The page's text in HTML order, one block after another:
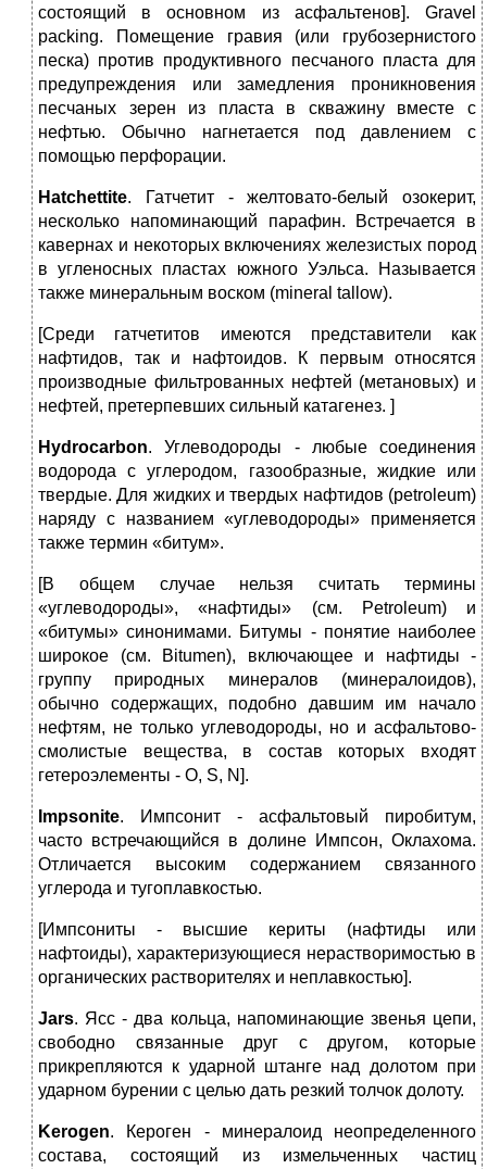
состоящий в основном из асфальтенов]. Gravel
packing. Помещение гравия (или грубозернистого
песка) против продуктивного песчаного пласта для
предупреждения или замедления проникновения
песчаных зерен из пласта в скважину вместе с
нефтью. Обычно нагнетается под давлением с
помощью перфорации.
Hatchettite. Гатчетит ‑ желтовато-белый озокерит,
несколько напоминающий парафин. Встречается в
кавернах и некоторых включениях железистых пород
в угленосных пластах южного Уэльса. Называется
также минеральным воском (mineral tallow).
[Среди гатчетитов имеются представители как
нафтидов, так и нафтоидов. К первым относятся
производные фильтрованных нефтей (метановых) и
нефтей, претерпевших сильный катагенез. ]
Hydrocarbon. Углеводороды ‑ любые соединения
водорода с углеродом, газообразные, жидкие или
твердые. Для жидких и твердых нафтидов (petroleum)
наряду с названием «углеводороды» применяется
также термин «битум».
[В общем случае нельзя считать термины
«углеводороды», «нафтиды» (см. Petroleum) и
«битумы» синонимами. Битумы - понятие наиболее
широкое (см. Bitumen), включающее и нафтиды -
группу природных минералов (минералоидов),
обычно содержащих, подобно давшим им начало
нефтям, не только углеводороды, но и асфальтово-
смолистые вещества, в состав которых входят
гетероэлементы ‑ О, S, N].
Impsonite. Импсонит ‑ асфальтовый пиробитум,
часто встречающийся в долине Импсон, Оклахома.
Отличается высоким содержанием связанного
углерода и тугоплавкостью.
[Импсониты ‑ высшие кериты (нафтиды или
нафтоиды), характеризующиеся нерастворимостью в
органических растворителях и неплавкостью].
Jars. Ясс ‑ два кольца, напоминающие звенья цепи,
свободно связанные друг с другом, которые
прикрепляются к ударной штанге над долотом при
ударном бурении с целью дать резкий толчок долоту.
Kerogen. Кероген ‑ минералоид неопределенного
состава, состоящий из измельченных частиц